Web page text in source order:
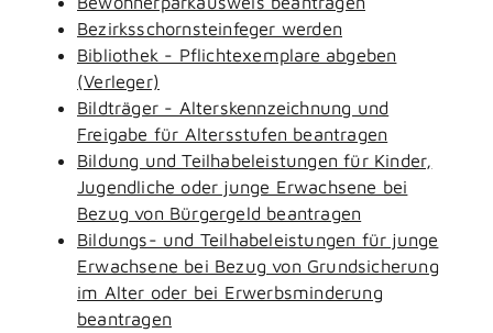
Bezirksschornsteinfeger werden
Bibliothek - Pflichtexemplare abgeben
(Verleger)
Bildträger - Alterskennzeichnung und
Freigabe für Altersstufen beantragen
Bildung und Teilhabeleistungen für Kinder,
Jugendliche oder junge Erwachsene bei
Bezug von Bürgergeld beantragen
Bildungs- und Teilhabeleistungen für junge
Erwachsene bei Bezug von Grundsicherung
im Alter oder bei Erwerbsminderung
beantragen